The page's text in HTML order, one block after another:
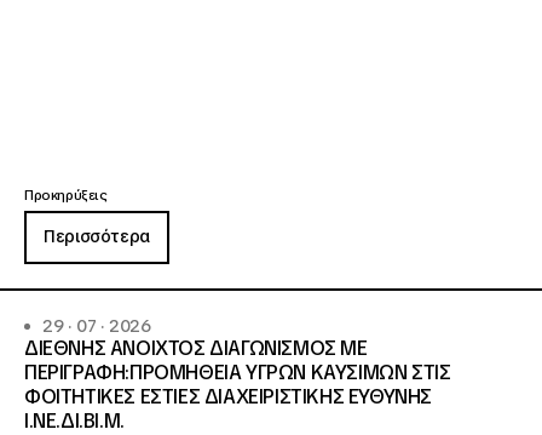
Προκηρύξεις
Περισσότερα
29 · 07 · 2026
ΔΙΕΘΝΗΣ ΑΝΟΙΧΤΟΣ ΔΙΑΓΩΝΙΣΜΟΣ ΜΕ
ΠΕΡΙΓΡΑΦΗ:ΠΡΟΜΗΘΕΙΑ ΥΓΡΩΝ ΚΑΥΣΙΜΩΝ ΣΤΙΣ
ΦΟΙΤΗΤΙΚΕΣ ΕΣΤΙΕΣ ΔΙΑΧΕΙΡΙΣΤΙΚΗΣ ΕΥΘΥΝΗΣ
Ι.ΝΕ.ΔΙ.ΒΙ.Μ.